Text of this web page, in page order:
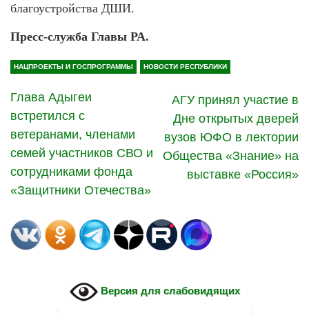
благоустройства ДШИ.
Пресс-служба Главы РА.
НАЦПРОЕКТЫ И ГОСПРОГРАММЫ НОВОСТИ РЕСПУБЛИКИ
Глава Адыгеи
встретился с
ветеранами, членами
семей участников СВО и
сотрудниками фонда
«Защитники Отечества»
АГУ принял участие в
Дне открытых дверей
вузов ЮФО в лектории
Общества «Знание» на
выставке «Россия»
Версия для слабовидящих